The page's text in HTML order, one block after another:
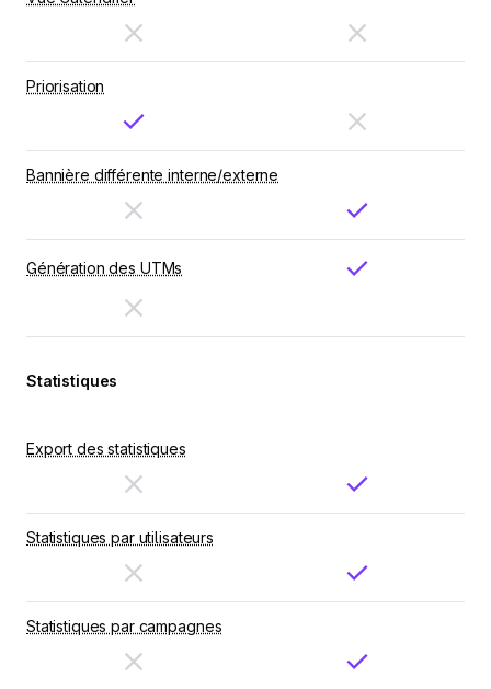
Priorisation
Bannière différente interne/externe
Génération des UTMs
Statistiques
Export des statistiques
Statistiques par utilisateurs
Statistiques par campagnes